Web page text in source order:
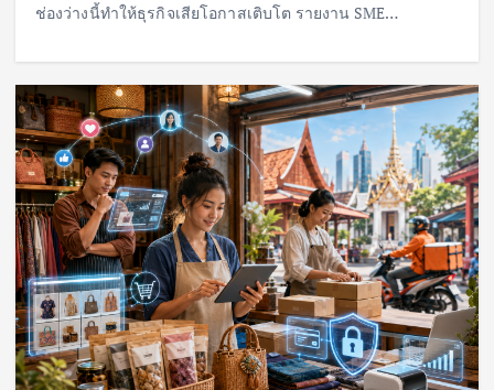
ช่องว่างนี้ทำให้ธุรกิจเสียโอกาสเติบโต รายงาน SME…